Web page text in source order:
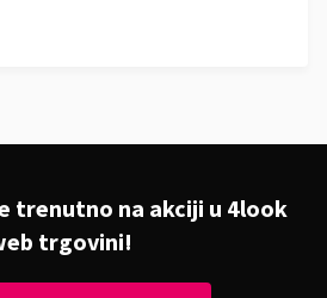
trenutno na akciji u 4look
trgovini!